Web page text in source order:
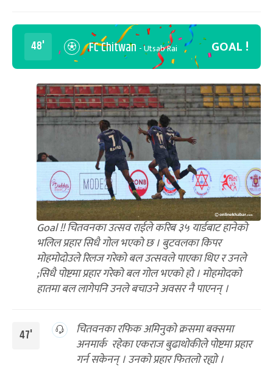
48' FC Chitwan - Utsab Rai GOAL !
Goal !! चितवनका उत्सव राईले करिब ३५ यार्डबाट हानेको
भलिल प्रहार सिधै गोल भएको छ । बुटवलका किपर
मोहमोदोउले रिलज गरेको बल उत्सवले पाएका थिए र उनले
;सिधै पोष्टमा प्रहार गरेको बल गोल भएको हो । मोहमोदको
हातमा बल लागेपनि उनले बचाउने अवसर नै पाएनन् ।
47'
चितवनका रफिक अमिनुको क्रसमा बक्समा
अनमार्क रहेका एकराज बुढाथोकीले पोष्टमा प्रहार
गर्न सकेनन् । उनको प्रहार फितलो रह्यो ।